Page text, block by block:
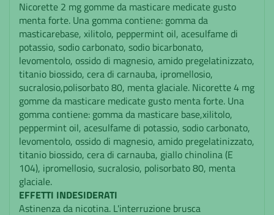
Nicorette 2 mg gomme da masticare medicate gusto
menta forte. Una gomma contiene: gomma da
masticarebase, xilitolo, peppermint oil, acesulfame di
potassio, sodio carbonato, sodio bicarbonato,
levomentolo, ossido di magnesio, amido pregelatinizzato,
titanio biossido, cera di carnauba, ipromellosio,
sucralosio,polisorbato 80, menta glaciale. Nicorette 4 mg
gomme da masticare medicate gusto menta forte. Una
gomma contiene: gomma da masticare base,xilitolo,
peppermint oil, acesulfame di potassio, sodio carbonato,
levomentolo, ossido di magnesio, amido pregelatinizzato,
titanio biossido, cera di carnauba, giallo chinolina (E
104), ipromellosio, sucralosio, polisorbato 80, menta
glaciale.
EFFETTI INDESIDERATI
Astinenza da nicotina. L'interruzione brusca